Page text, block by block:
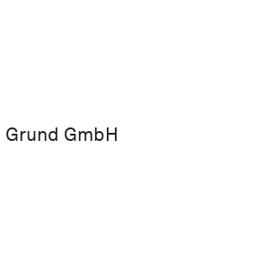
GmbH